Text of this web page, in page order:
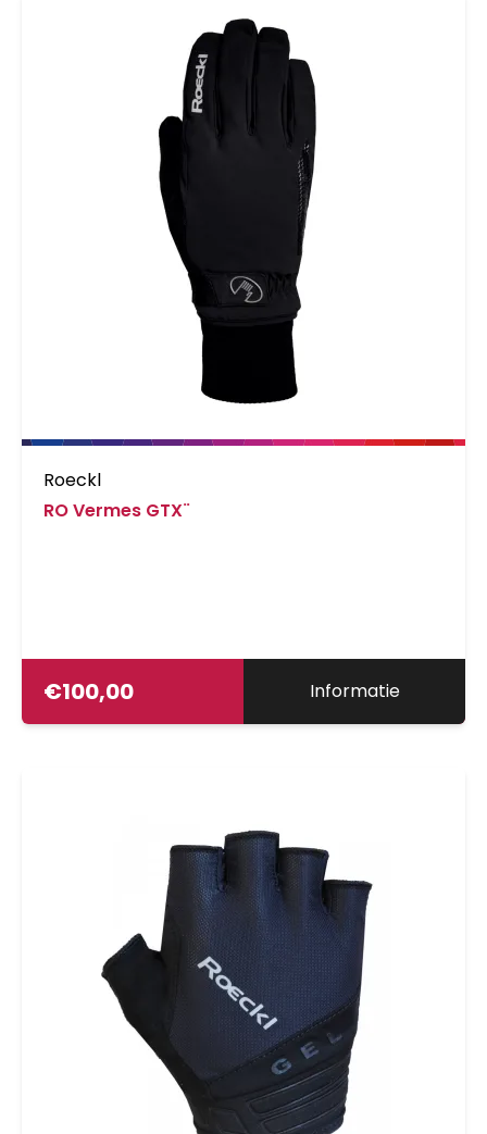
SYSTEEM, ALL-WEATHER-GRIP, reflecterende
details, badstof duim.
Roeckl
RO Vermes GTX¨
€100,00 Informatie